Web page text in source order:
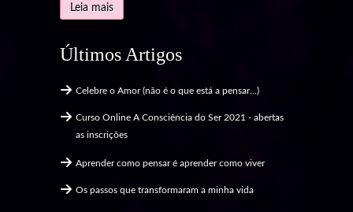
Leia mais
Últimos Artigos
Celebre o Amor (não é o que está a pensar...)
Curso Online A Consciência do Ser 2021 - abertas
as inscrições
Aprender como pensar é aprender como viver
Os passos que transformaram a minha vida